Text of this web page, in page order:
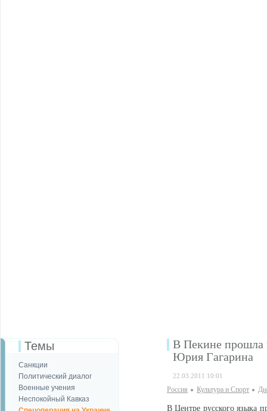
Темы
Санкции
Политический диалог
Военные учения
Неспокойный Кавказ
В Пекине прошла
Юрия Гагарина
22.03.2011 10:01
Россия Культура и Спорт
В Центре русского языка